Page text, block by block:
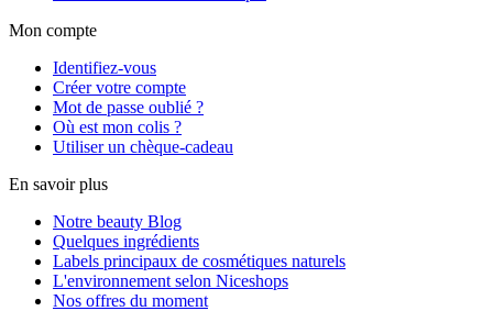
Mon compte
Identifiez-vous
Créer votre compte
Mot de passe oublié ?
Où est mon colis ?
Utiliser un chèque-cadeau
En savoir plus
Notre beauty Blog
Quelques ingrédients
Labels principaux de cosmétiques naturels
L'environnement selon Niceshops
Nos offres du moment